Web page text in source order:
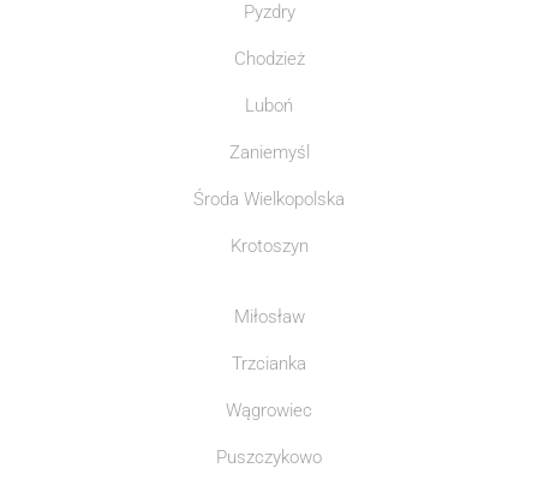
Pyzdry
Chodzież
Luboń
Zaniemyśl
Środa Wielkopolska
Krotoszyn
Miłosław
Trzcianka
Wągrowiec
Puszczykowo